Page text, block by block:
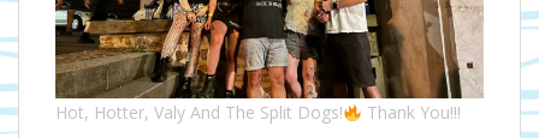
Hot, Hotter, Valy And The Split Dogs! Thank You!!!